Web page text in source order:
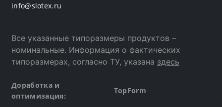
info@slotex.ru
Все указанные типоразмеры продуктов –
номинальные. Информация о фактических
типоразмерах, согласно ТУ, указана здесь
Доработка и
оптимизация:
TopForm